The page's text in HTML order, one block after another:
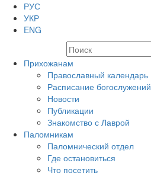
РУС
УКР
ENG
Прихожанам
Православный календарь
Расписание богослужений
Новости
Публикации
Знакомство с Лаврой
Паломникам
Паломнический отдел
Где остановиться
Что посетить